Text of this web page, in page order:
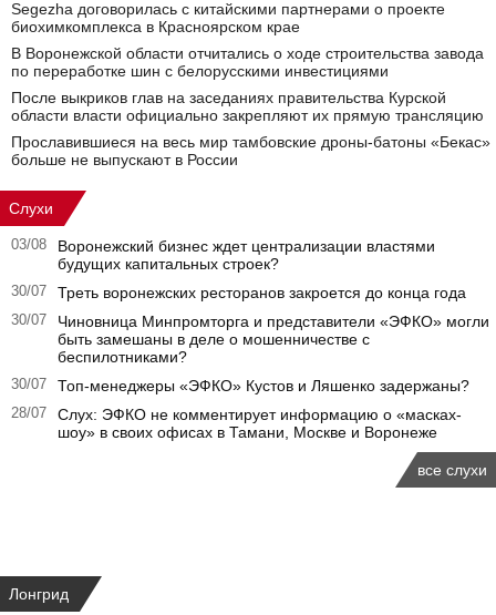
Segezha договорилась с китайскими партнерами о проекте
биохимкомплекса в Красноярском крае
В Воронежской области отчитались о ходе строительства завода
по переработке шин с белорусскими инвестициями
После выкриков глав на заседаниях правительства Курской
области власти официально закрепляют их прямую трансляцию
Прославившиеся на весь мир тамбовские дроны-батоны «Бекас»
больше не выпускают в России
Слухи
03/08
Воронежский бизнес ждет централизации властями
будущих капитальных строек?
30/07 Треть воронежских ресторанов закроется до конца года
30/07
Чиновница Минпромторга и представители «ЭФКО» могли
быть замешаны в деле о мошенничестве с
беспилотниками?
30/07 Топ-менеджеры «ЭФКО» Кустов и Ляшенко задержаны?
28/07
Слух: ЭФКО не комментирует информацию о «масках-
шоу» в своих офисах в Тамани, Москве и Воронеже
все слухи
Лонгрид